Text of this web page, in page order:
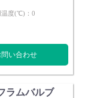
度(℃)：0
問い合わせ
ラムバルブ